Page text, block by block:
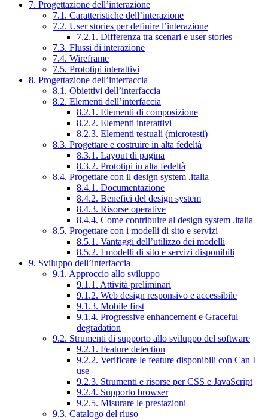
7. Progettazione dell’interazione
7.1. Caratteristiche dell’interazione
7.2. User stories per definire l’interazione
7.2.1. Differenza tra scenari e user stories
7.3. Flussi di interazione
7.4. Wireframe
7.5. Prototipi interattivi
8. Progettazione dell’interfaccia
8.1. Obiettivi dell’interfaccia
8.2. Elementi dell’interfaccia
8.2.1. Elementi di composizione
8.2.2. Elementi interattivi
8.2.3. Elementi testuali (microtesti)
8.3. Progettare e costruire in alta fedeltà
8.3.1. Layout di pagina
8.3.2. Prototipi in alta fedeltà
8.4. Progettare con il design system .italia
8.4.1. Documentazione
8.4.2. Benefici del design system
8.4.3. Risorse operative
8.4.4. Come contribuire al design system .italia
8.5. Progettare con i modelli di sito e servizi
8.5.1. Vantaggi dell’utilizzo dei modelli
8.5.2. I modelli di sito e servizi disponibili
9. Sviluppo dell’interfaccia
9.1. Approccio allo sviluppo
9.1.1. Attività preliminari
9.1.2. Web design responsivo e accessibile
9.1.3. Mobile first
9.1.4. Progressive enhancement e Graceful
degradation
9.2. Strumenti di supporto allo sviluppo del software
9.2.1. Feature detection
9.2.2. Verificare le feature disponibili con Can I
use
9.2.3. Strumenti e risorse per CSS e JavaScript
9.2.4. Supporto browser
9.2.5. Misurare le prestazioni
9.3. Catalogo del riuso